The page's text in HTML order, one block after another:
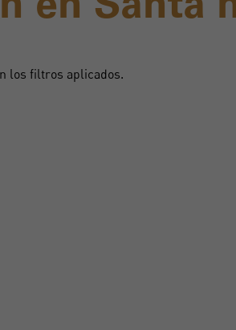
los filtros aplicados.